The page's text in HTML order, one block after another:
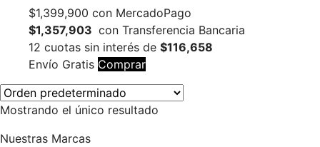
$1,399,900 con MercadoPago
$1,357,903 con Transferencia Bancaria
12 cuotas sin interés de $116,658
Envío Gratis Comprar
Mostrando el único resultado
Nuestras Marcas